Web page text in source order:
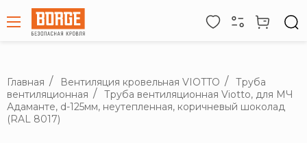
Главная Вентиляция кровельная VIOTTO
Труба
вентиляционная
Труба вентиляционная Viotto, для МЧ
Адаманте, d-125мм, неутепленная, коричневый шоколад
(RAL 8017)